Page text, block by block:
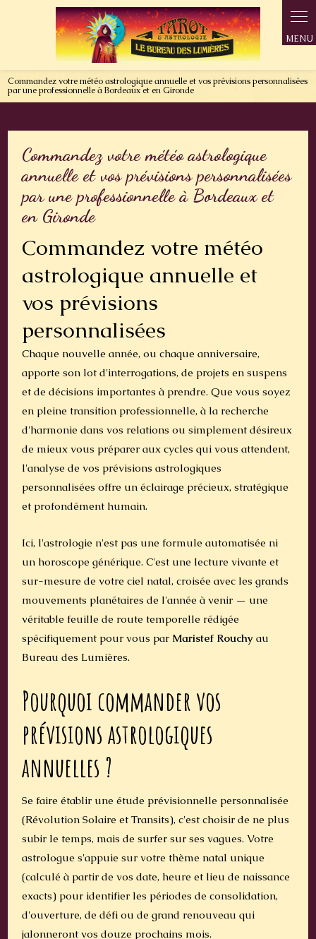
Commandez votre météo astrologique annuelle et vos prévisions personnalisées
par une professionnelle à Bordeaux et en Gironde
Commandez votre météo astrologique
annuelle et vos prévisions personnalisées
par une professionnelle à Bordeaux et
en Gironde
Commandez votre météo
astrologique annuelle et
vos prévisions
personnalisées
Chaque nouvelle année, ou chaque anniversaire,
apporte son lot d'interrogations, de projets en suspens
et de décisions importantes à prendre. Que vous soyez
en pleine transition professionnelle, à la recherche
d'harmonie dans vos relations ou simplement désireux
de mieux vous préparer aux cycles qui vous attendent,
l'analyse de vos prévisions astrologiques
personnalisées offre un éclairage précieux, stratégique
et profondément humain.
Ici, l'astrologie n'est pas une formule automatisée ni
un horoscope générique. C'est une lecture vivante et
sur-mesure de votre ciel natal, croisée avec les grands
mouvements planétaires de l'année à venir — une
véritable feuille de route temporelle rédigée
spécifiquement pour vous par Maristef Rouchy au
Bureau des Lumières.
Pourquoi commander vos
prévisions astrologiques
annuelles ?
Se faire établir une étude prévisionnelle personnalisée
(Révolution Solaire et Transits), c'est choisir de ne plus
subir le temps, mais de surfer sur ses vagues. Votre
astrologue s'appuie sur votre thème natal unique
(calculé à partir de vos date, heure et lieu de naissance
exacts) pour identifier les périodes de consolidation,
d'ouverture, de défi ou de grand renouveau qui
jalonneront vos douze prochains mois.
Panneau de gestion des cookies